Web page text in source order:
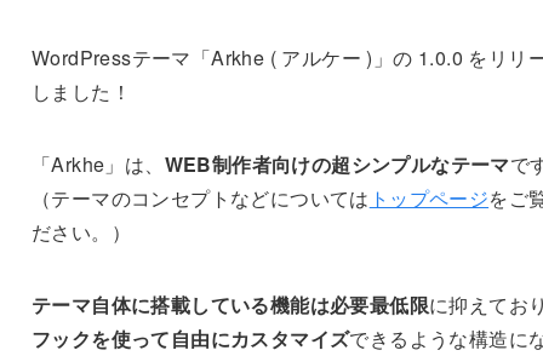
WordPressテーマ「Arkhe ( アルケー )」の 1.0.0 をリリ
しました！
「Arkhe」は、 WEB制作者向けの超シンプルなテーマで
（テーマのコンセプトなどについては トップページをご
ださい。）
テーマ自体に搭載している機能は必要最低限に抑えてお
フックを使って自由にカスタマイズできるような構造に